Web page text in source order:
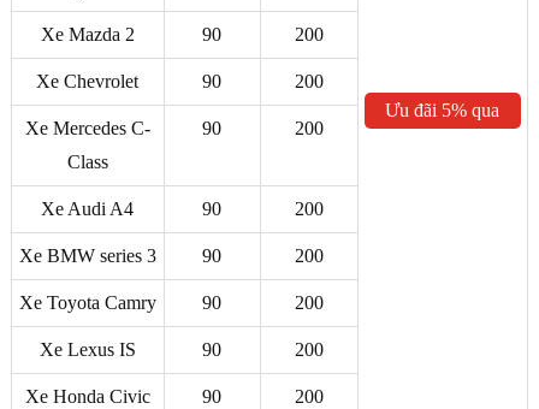
Ưu đãi 5% qua
Xe Mazda 2 90 200
Xe Chevrolet 90 200
Xe Mercedes C-
Class
90 200
Xe Audi A4 90 200
Xe BMW series 3 90 200
Xe Toyota Camry 90 200
Xe Lexus IS 90 200
Xe Honda Civic 90 200